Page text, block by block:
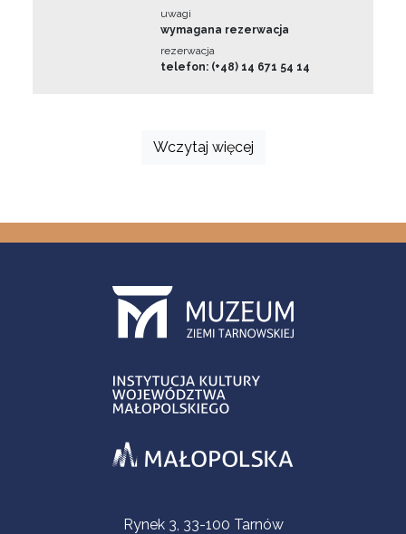
uwagi
wymagana rezerwacja
rezerwacja
telefon: (+48) 14 671 54 14
Wczytaj więcej
Informacje kontaktoweRynek 3, 33-100 Tarnów